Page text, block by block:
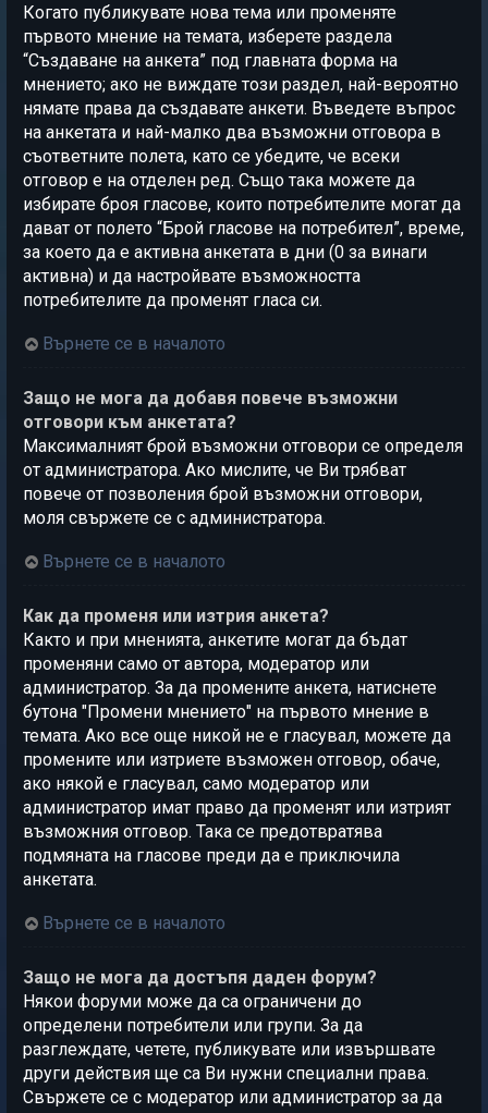
Когато публикувате нова тема или променяте
първото мнение на темата, изберете раздела
“Създаване на анкета” под главната форма на
мнението; ако не виждате този раздел, най-вероятно
нямате права да създавате анкети. Въведете въпрос
на анкетата и най-малко два възможни отговора в
съответните полета, като се убедите, че всеки
отговор е на отделен ред. Също така можете да
избирате броя гласове, които потребителите могат да
дават от полето “Брой гласове на потребител”, време,
за което да е активна анкетата в дни (0 за винаги
активна) и да настройвате възможността
потребителите да променят гласа си.
Върнете се в началото
Защо не мога да добавя повече възможни
отговори към анкетата?
Максималният брой възможни отговори се определя
от администратора. Ако мислите, че Ви трябват
повече от позволения брой възможни отговори,
моля свържете се с администратора.
Върнете се в началото
Как да променя или изтрия анкета?
Както и при мненията, анкетите могат да бъдат
променяни само от автора, модератор или
администратор. За да промените анкета, натиснете
бутона "Промени мнението" на първото мнение в
темата. Ако все още никой не е гласувал, можете да
промените или изтриете възможен отговор, обаче,
ако някой е гласувал, само модератор или
администратор имат право да променят или изтрият
възможния отговор. Така се предотвратява
подмяната на гласове преди да е приключила
анкетата.
Върнете се в началото
Защо не мога да достъпя даден форум?
Някои форуми може да са ограничени до
определени потребители или групи. За да
разглеждате, четете, публикувате или извършвате
други действия ще са Ви нужни специални права.
Свържете се с модератор или администратор за да